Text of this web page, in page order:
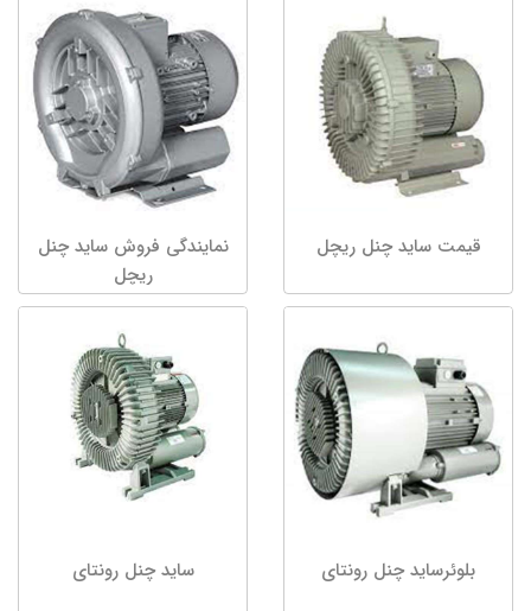
قیمت ساید چنل ریچل
نمایندگی فروش ساید چنل
ریچل
بلوئرساید چنل رونتای ساید چنل رونتای